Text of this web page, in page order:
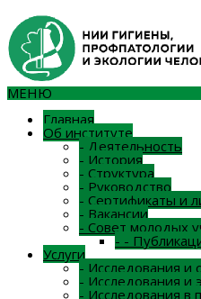
МЕНЮ
Главная
Об институте
- Деятельность
- История
- Структура
- Руководство
- Сертификаты и
- Вакансии
- Совет молодых
- -
Услуги
- Исследования
- Исследования и
- Исследования в